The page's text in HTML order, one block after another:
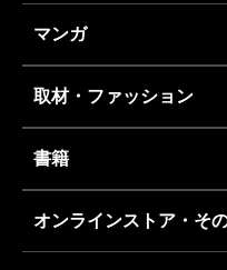
マンガ
取材・ファッション
書籍
オンラインストア・そ